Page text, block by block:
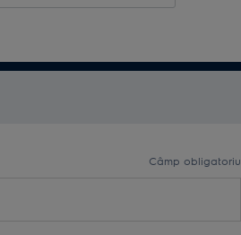
Câmp obligatoriu